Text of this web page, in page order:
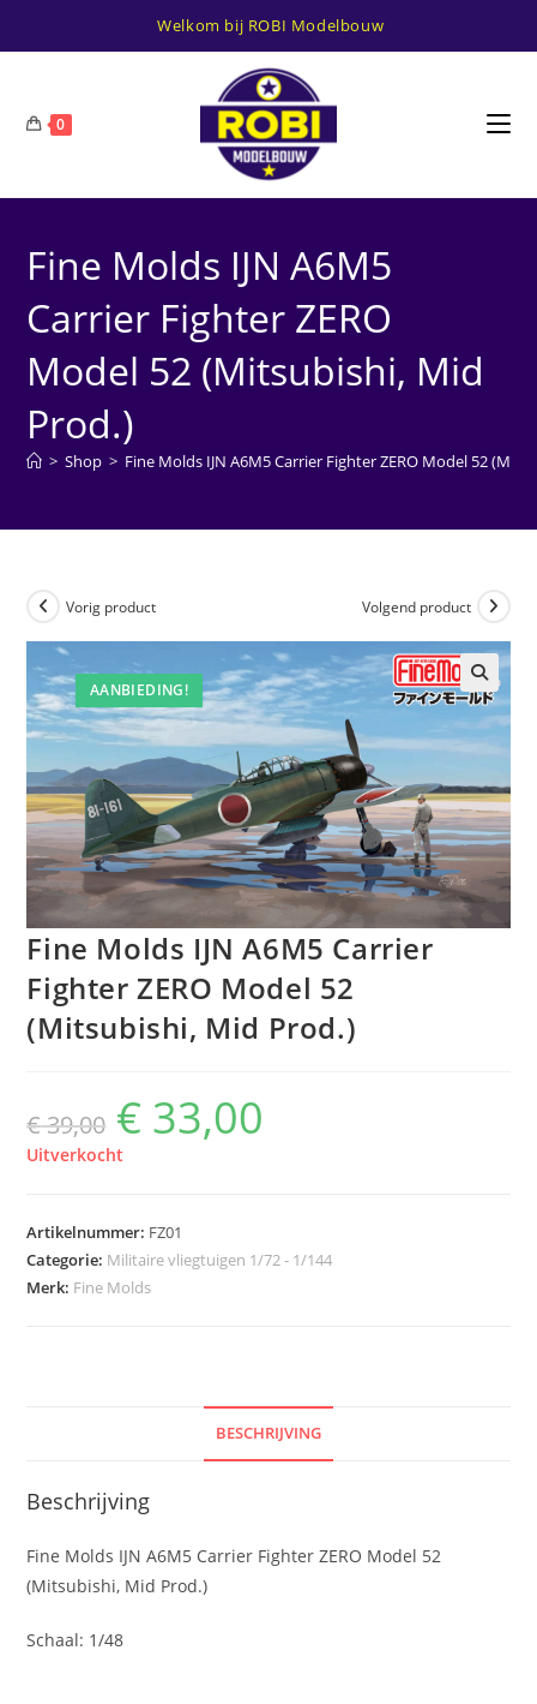
Welkom bij ROBI Modelbouw
0
Fine Molds IJN A6M5
Carrier Fighter ZERO
Model 52 (Mitsubishi, Mid
Prod.)
> Shop > Fine Molds IJN A6M5 Carrier Fighter ZERO Model 52
AANBIEDING!
Vorig product Volgend product
Fine Molds IJN A6M5 Carrier
Fighter ZERO Model 52
(Mitsubishi, Mid Prod.)
€39,00
Oorspronkelijke
prijs
was:
€ 39,00.
€ 33,00
Uitverkocht
Artikelnummer: FZ01
Categorie: Militaire vliegtuigen 1/72 - 1/144
Merk: Fine Molds
BESCHRIJVING
Beschrijving
Fine Molds IJN A6M5 Carrier Fighter ZERO Model 52
(Mitsubishi, Mid Prod.)
Schaal: 1/48